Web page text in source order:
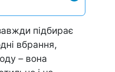
підбирає
вбрання,
– вона